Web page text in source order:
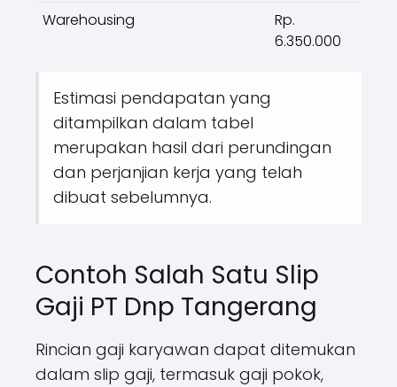
Warehousing
Rp.
6.350.000
Estimasi pendapatan yang
ditampilkan dalam tabel
merupakan hasil dari perundingan
dan perjanjian kerja yang telah
dibuat sebelumnya.
Contoh Salah Satu Slip
Gaji PT Dnp Tangerang
Rincian gaji karyawan dapat ditemukan
dalam slip gaji, termasuk gaji pokok,